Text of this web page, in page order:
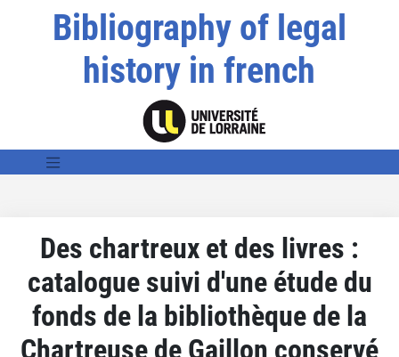
Bibliography of legal
history in french
Des chartreux et des livres :
catalogue suivi d'une étude du
fonds de la bibliothèque de la
Chartreuse de Gaillon conservé